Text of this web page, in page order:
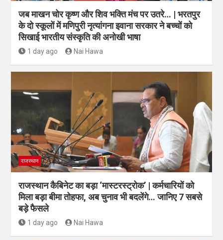
जब माखन चोर कृष्ण और शिव भक्ति मंच पर उतरे… | भरतपुर
के दो स्कूलों में मणिपुरी नृत्यांगना इवाना सरकार ने बच्चों को
सिखाई भारतीय संस्कृति की अनोखी भाषा
1 day ago Nai Hawa
राजस्थान
राजस्थान कैबिनेट का बड़ा ‘मास्टरस्ट्रोक’ | कर्मचारियों को
मिला बड़ा बीमा तोहफा, अब चुनाव भी बदलेंगे… जानिए 7 सबसे
बड़े फैसले
1 day ago Nai Hawa